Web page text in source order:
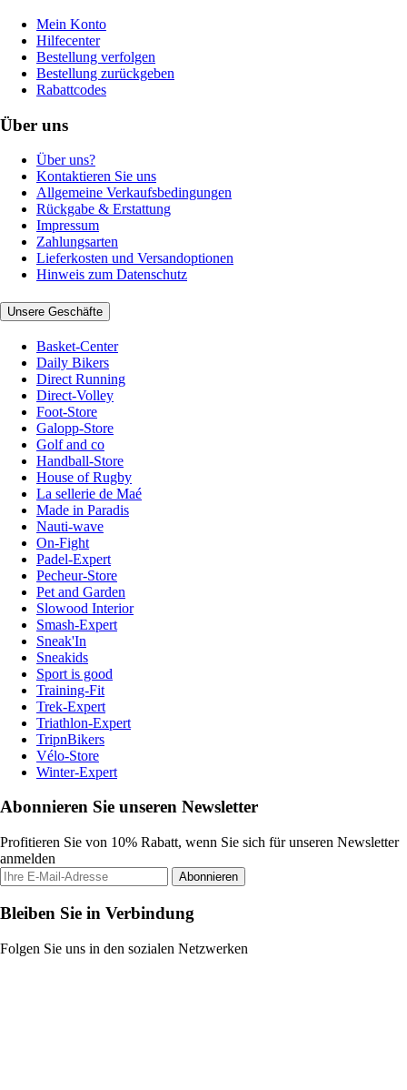
Mein Konto
Hilfecenter
Bestellung verfolgen
Bestellung zurückgeben
Rabattcodes
Über uns
Über uns?
Kontaktieren Sie uns
Allgemeine Verkaufsbedingungen
Rückgabe & Erstattung
Impressum
Zahlungsarten
Lieferkosten und Versandoptionen
Hinweis zum Datenschutz
Unsere Geschäfte
Basket-Center
Daily Bikers
Direct Running
Direct-Volley
Foot-Store
Galopp-Store
Golf and co
Handball-Store
House of Rugby
La sellerie de Maé
Made in Paradis
Nauti-wave
On-Fight
Padel-Expert
Pecheur-Store
Pet and Garden
Slowood Interior
Smash-Expert
Sneak'In
Sneakids
Sport is good
Training-Fit
Trek-Expert
Triathlon-Expert
TripnBikers
Vélo-Store
Winter-Expert
Abonnieren Sie unseren Newsletter
Profitieren Sie von 10% Rabatt, wenn Sie sich für unseren Newsletter
anmelden
Abonnieren
Bleiben Sie in Verbindung
Folgen Sie uns in den sozialen Netzwerken